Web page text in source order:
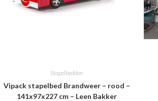
Stapelbedden
Vipack stapelbed Brandweer – rood –
141x97x227 cm – Leen Bakker